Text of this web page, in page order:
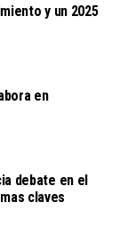
y un 2025
en
debate en el
claves